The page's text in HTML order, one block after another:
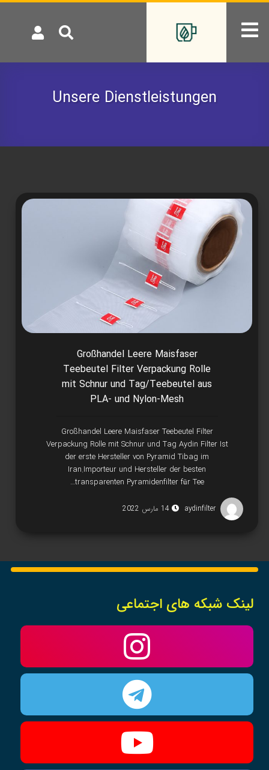
Unsere Dienstleistungen
Großhandel Leere Maisfaser
Teebeutel Filter Verpackung Rolle
mit Schnur und Tag/Teebeutel aus
PLA- und Nylon-Mesh
Großhandel Leere Maisfaser Teebeutel Filter
Verpackung Rolle mit Schnur und Tag Aydin Filter Ist
der erste Hersteller von Pyramid Tibag im
Iran.Importeur und Hersteller der besten
transparenten Pyramidenfilter für Tee…
aydinfilter 14 مارس 2022
لینک شبکه های اجتماعی